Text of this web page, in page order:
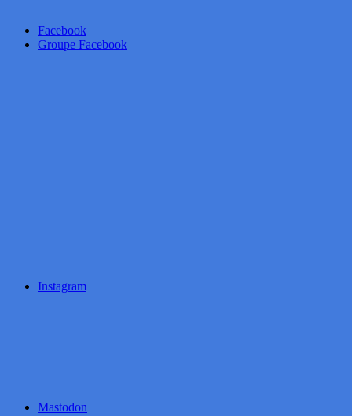
Facebook
Groupe Facebook
Instagram
Mastodon